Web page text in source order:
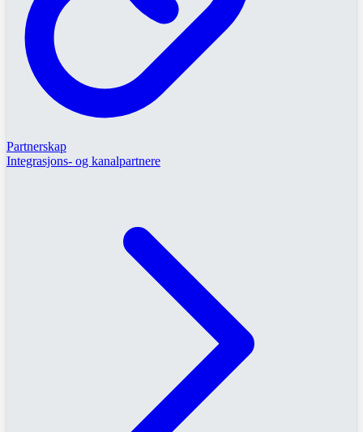
Partnerskap
Integrasjons- og kanalpartnere